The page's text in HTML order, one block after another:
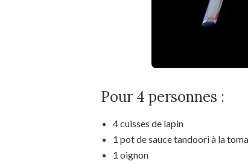
Pour 4 personnes :
4 cuisses de lapin
1 pot de sauce tandoori à la
1 oignon